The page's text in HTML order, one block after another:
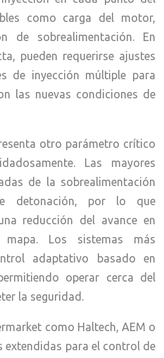
como carga del motor,
de sobrealimentación. En
pueden requerirse ajustes
de inyección múltiple para
las nuevas condiciones de
otro parámetro crítico
Las mayores
de la sobrealimentación
detonación, por lo que
reducción del avance en
Los sistemas más
adaptativo basado en
operar cerca del
la seguridad.
como Haltech, AEM o
extendidas para el control de